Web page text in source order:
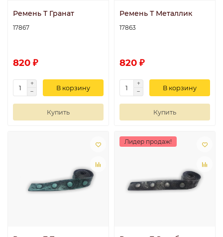
Ремень Т Гранат
17867
820 ₽
В корзину
Купить
Ремень Т Металлик
17863
820 ₽
В корзину
Купить
Лидер продаж!